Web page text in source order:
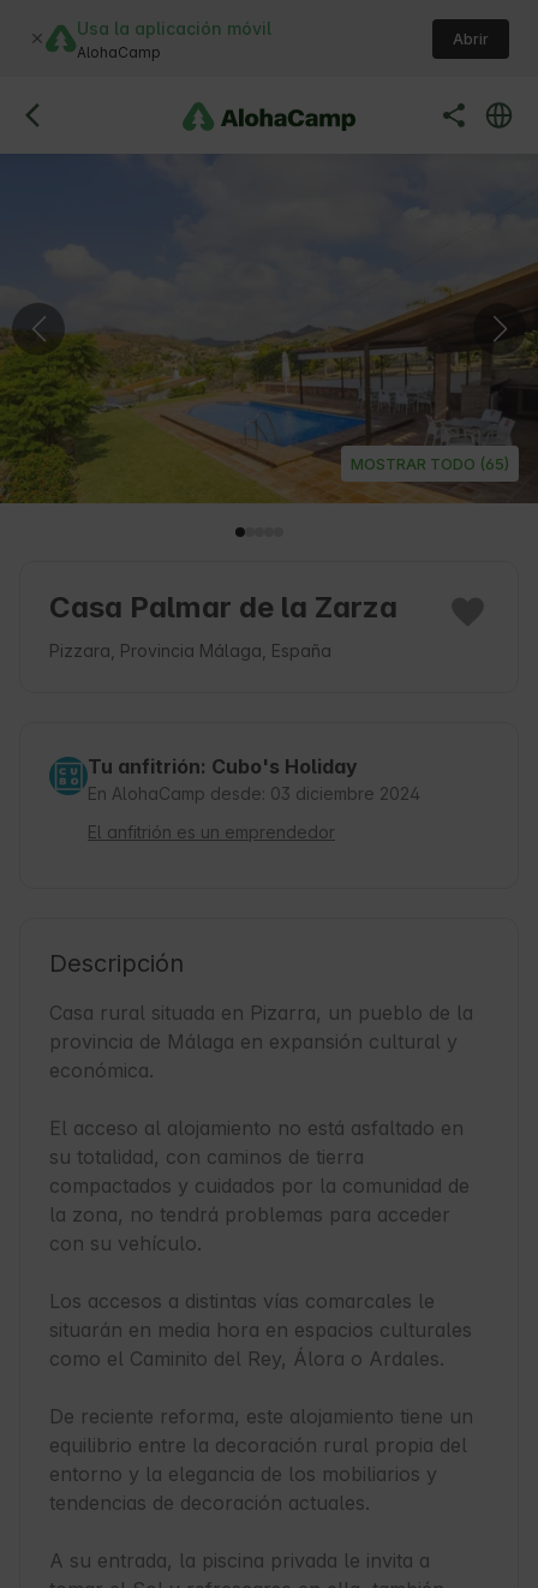
Usa la aplicación móvil
AlohaCamp
Abrir
MOSTRAR TODO (65)
Casa Palmar de la Zarza
Pizzara, Provincia Málaga, España
Tu anfitrión: Cubo's Holiday
En AlohaCamp desde: 03 diciembre 2024
El anfitrión es un emprendedor
Descripción
Casa rural situada en Pizarra, un pueblo de la
provincia de Málaga en expansión cultural y
económica.
El acceso al alojamiento no está asfaltado en
su totalidad, con caminos de tierra
compactados y cuidados por la comunidad de
la zona, no tendrá problemas para acceder
con su vehículo.
Los accesos a distintas vías comarcales le
situarán en media hora en espacios culturales
como el Caminito del Rey, Álora o Ardales.
De reciente reforma, este alojamiento tiene un
equilibrio entre la decoración rural propia del
entorno y la elegancia de los mobiliarios y
tendencias de decoración actuales.
A su entrada, la piscina privada le invita a